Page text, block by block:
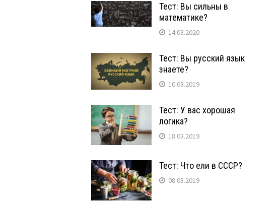
Тест: Вы сильны в
математике?
14.03.2020
Тест: Вы русский язык
знаете?
10.03.2019
Тест: У вас хорошая
логика?
18.03.2019
Тест: Что ели в СССР?
08.03.2019